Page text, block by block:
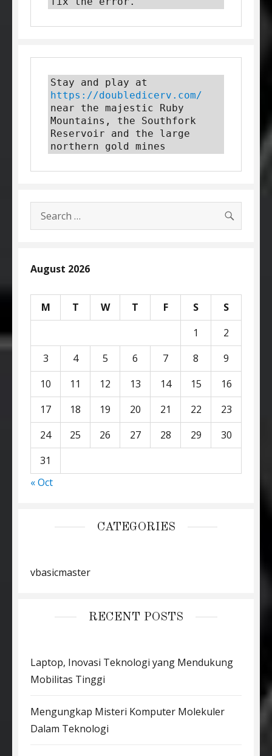
https://doubledicerv.com/
near the majestic Ruby
Mountains, the Southfork
Reservoir and the large
northern gold mines
Search
for:
August 2026
M T W T F S
S
1
2
3
4 5 6 7 8
9
10
11 12 13 14 15
16
17
18 19 20 21 22
23
24
25 26 27 28 29
30
31
« Oct
CATEGORIES
vbasicmaster
RECENT POSTS
Laptop, Inovasi Teknologi yang Mendukung
Mobilitas Tinggi
Mengungkap Misteri Komputer Molekuler
Dalam Teknologi